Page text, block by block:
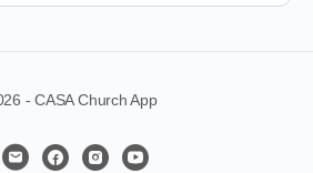
- CASA Church App